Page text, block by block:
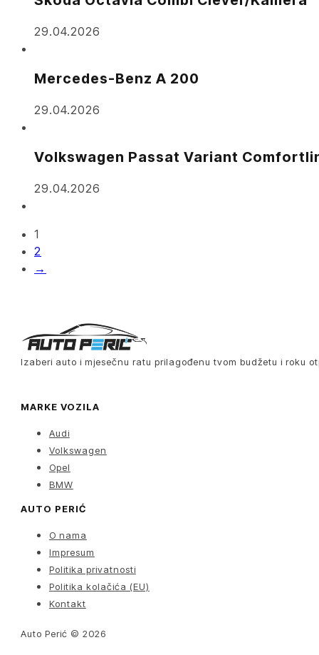
29.04.2026
Mercedes-Benz A 200
29.04.2026
Volkswagen Passat Variant
29.04.2026
1
2
→
Izaberi auto i mjesečnu ratu prilagođenu tvom budžetu i roku
MARKE VOZILA
Audi
Volkswagen
Opel
BMW
AUTO PERIĆ
O nama
Impresum
Politika privatnosti
Politika kolačića (EU)
Kontakt
Auto Perić © 2026